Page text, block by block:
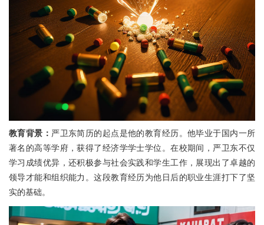
教育背景：严卫东简历的起点是他的教育经历。他毕业于国内一所
著名的高等学府，获得了经济学学士学位。在校期间，严卫东不仅
学习成绩优异，还积极参与社会实践和学生工作，展现出了卓越的
领导才能和组织能力。这段教育经历为他日后的职业生涯打下了坚
实的基础。